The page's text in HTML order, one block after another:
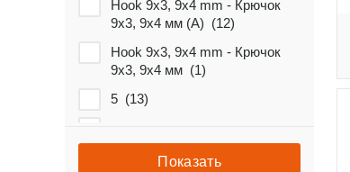
Hook 9x3, 9x4 mm - Крючок
9x3, 9x4 мм (A) (12)
Hook 9x3, 9x4 mm - Крючок
9x3, 9x4 мм (1)
5 (13)